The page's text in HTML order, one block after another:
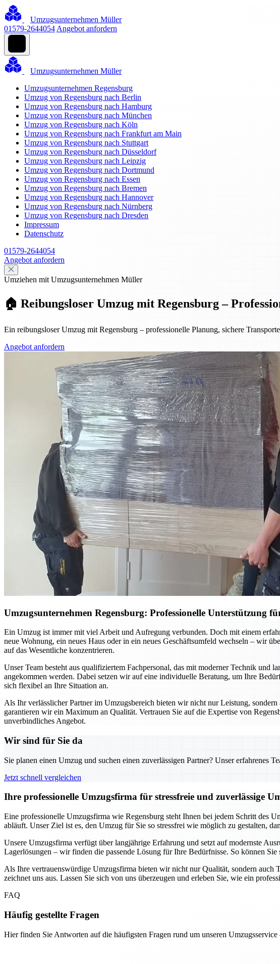
Umzugsunternehmen Müller
01579-2644054 Angebot anfordern
Umzugsunternehmen Müller
Umzugsunternehmen Regensburg
Umzug von Regensburg nach Berlin
Umzug von Regensburg nach Hamburg
Umzug von Regensburg nach München
Umzug von Regensburg nach Köln
Umzug von Regensburg nach Frankfurt am Main
Umzug von Regensburg nach Stuttgart
Umzug von Regensburg nach Düsseldorf
Umzug von Regensburg nach Leipzig
Umzug von Regensburg nach Dortmund
Umzug von Regensburg nach Essen
Umzug von Regensburg nach Bremen
Umzug von Regensburg nach Hannover
Umzug von Regensburg nach Nürnberg
Umzug von Regensburg nach Dresden
Impressum
Datenschutz
01579-2644054
Angebot anfordern
Umziehen mit Umzugsunternehmen Müller
🏠 Reibungsloser Umzug mit Regensburg –
Ein reibungsloser Umzug mit Regensburg – professionelle Planung, sichere
Angebot anfordern
Umzugsunternehmen Regensburg: Professionelle Unterstützung
Ein Umzug ist immer mit viel Arbeit und Aufregung verbunden. Doch mit einem
neue Wohnung, ein neues Haus oder in ein neues Geschäftsumfeld wechseln – wir
auf das Wesentliche konzentrieren.
Unser Team besteht aus qualifiziertem Fachpersonal, das mit moderner Technik und
angekommen werden. Dabei setzen wir auf eine individuelle Beratung, um Ihre
sich flexibel an Ihre Situation an.
Als Ihr verlässlicher Partner im Umzugsbereich bieten wir nicht nur Leistung,
garantieren wir ein Maximum an Qualität. Vertrauen Sie auf die Expertise von
unverbindliches Angebot.
Wir sind für Sie da
Sie planen einen Umzug und suchen einen zuverlässigen Partner? Unser erfahrenes
Jetzt schnell vergleichen
Ihre professionelle Umzugsfirma für stressfreie und zuverlässige
Eine professionelle Umzugsfirma wie Regensburg steht Ihnen bei jedem Schritt des
abläuft. Unser Ziel ist es, den Umzug für Sie so stressfrei wie möglich zu gestalten,
Unsere Umzugsfirma verfügt über langjährige Erfahrung und setzt auf modernste
Lagerlösungen – wir finden die passende Lösung für Ihre Bedürfnisse. So können
Als Ihre vertrauenswürdige Umzugsfirma bieten wir nicht nur Qualität, sondern auch
zeichnet uns aus. Lassen Sie sich von uns überzeugen und erleben Sie, wie ein
FAQ
Häufig gestellte Fragen
Hier finden Sie Antworten auf die häufigsten Fragen rund um unseren Umzugsservice